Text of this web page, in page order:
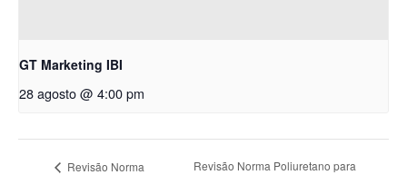
GT Marketing IBI
28 agosto @ 4:00 pm
Revisão Norma
Revisão Norma Poliuretano para